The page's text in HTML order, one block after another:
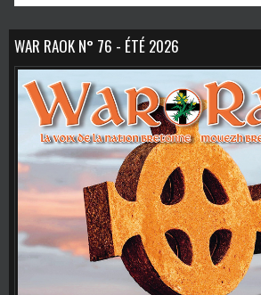
WAR RAOK N° 76 - ÉTÉ 2026